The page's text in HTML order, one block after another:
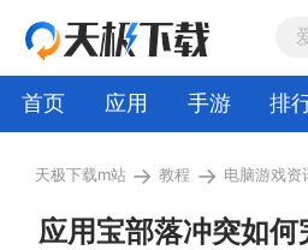
首页 应用 手游 排
天极下载m站 → 教程 → 电脑游戏资
应用宝部落冲突如